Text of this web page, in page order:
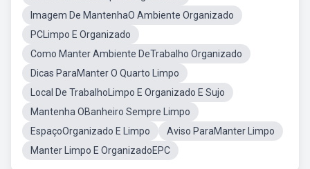
Imagem De MantenhaO Ambiente Organizado
PCLimpo E Organizado
Como Manter Ambiente DeTrabalho Organizado
Dicas ParaManter O Quarto Limpo
Local De TrabalhoLimpo E Organizado E Sujo
Mantenha OBanheiro Sempre Limpo
EspaçoOrganizado E Limpo
Aviso ParaManter Limpo
Manter Limpo E OrganizadoEPC